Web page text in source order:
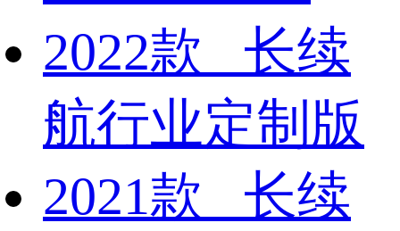
2022款 长续
航行业定制版
2021款 长续